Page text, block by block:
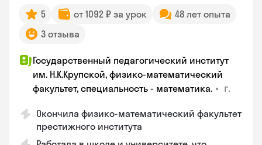
5 от 1092 ₽ за урок
48 лет опыта
3 отзыва
Государственный педагогический институт
им. Н.К.Крупской, физико-математический
факультет, специальность - математика. • г.
Окончила физико-математический факультет
престижного института